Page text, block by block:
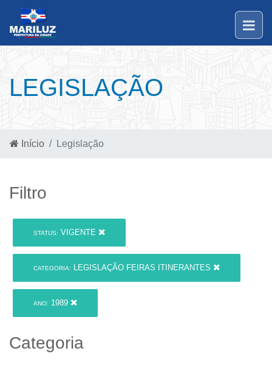
LEGISLAÇÃO
Início Legislação
Filtro
STATUS: VIGENTE
CATEGORIA: LEGISLAÇÃO FEIRAS ITINERANTES
ANO: 1989
Categoria